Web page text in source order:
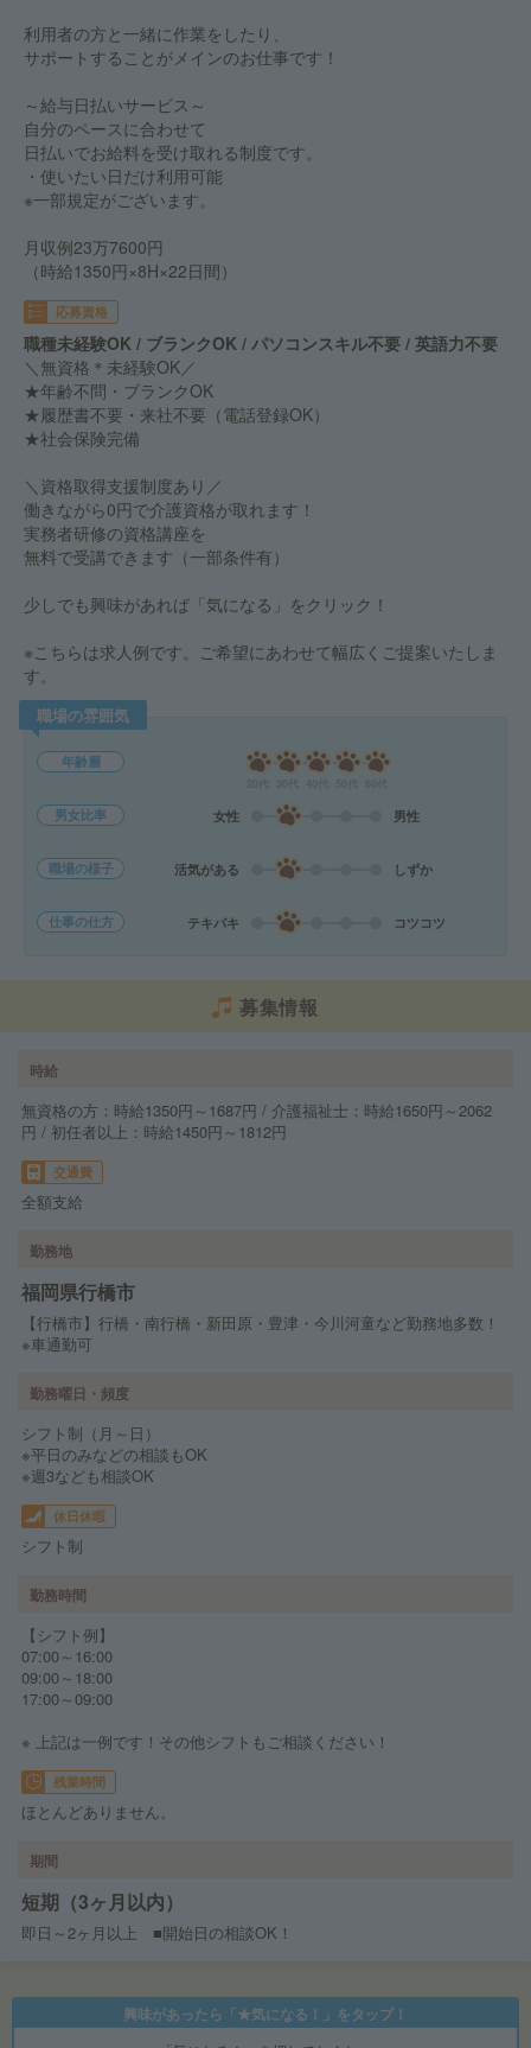
利用者の方と一緒に作業をしたり、
サポートすることがメインのお仕事です！
～給与日払いサービス～
自分のペースに合わせて
日払いでお給料を受け取れる制度です。
・使いたい日だけ利用可能
※一部規定がございます。
月収例23万7600円
（時給1350円×8H×22日間）
応募資格
職種未経験OK / ブランクOK / パソコンスキル不要 / 英語力不要
＼無資格＊未経験OK／
★年齢不問・ブランクOK
★履歴書不要・来社不要（電話登録OK）
★社会保険完備
＼資格取得支援制度あり／
働きながら0円で介護資格が取れます！
実務者研修の資格講座を
無料で受講できます（一部条件有）
少しでも興味があれば「気になる」をクリック！
※こちらは求人例です。ご希望にあわせて幅広くご提案いたしま
す。
職場の雰囲気
年齢層
男女比率 女性 男性
職場の様子 活気がある しずか
仕事の仕方 テキパキ コツコツ
募集情報
時給
無資格の方：時給1350円～1687円 / 介護福祉士：時給1650円～2062
円 / 初任者以上：時給1450円～1812円
交通費
全額支給
勤務地
福岡県行橋市
【行橋市】行橋・南行橋・新田原・豊津・今川河童など勤務地多数！
※車通勤可
勤務曜日・頻度
シフト制（月～日）
※平日のみなどの相談もOK
※週3なども相談OK
休日休暇
シフト制
勤務時間
【シフト例】
07:00～16:00
09:00～18:00
17:00～09:00
※ 上記は一例です！その他シフトもご相談ください！
残業時間
ほとんどありません。
期間
短期（3ヶ月以内）
即日～2ヶ月以上 ■開始日の相談OK！
興味があったら「★気になる！」をタップ！